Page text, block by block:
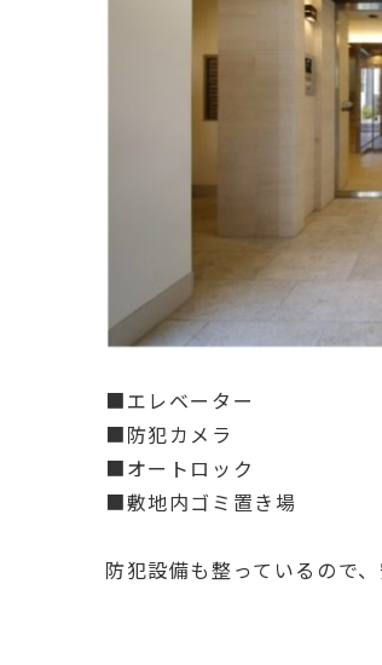
■エレベーター
■防犯カメラ
■オートロック
■敷地内ゴミ置き場
防犯設備も整っているので、